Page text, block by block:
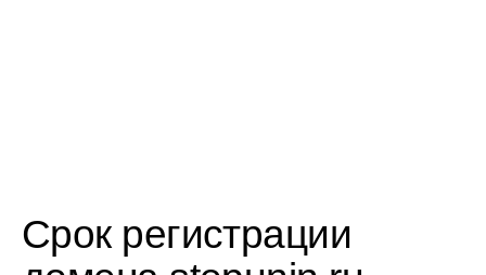
Срок регистрации